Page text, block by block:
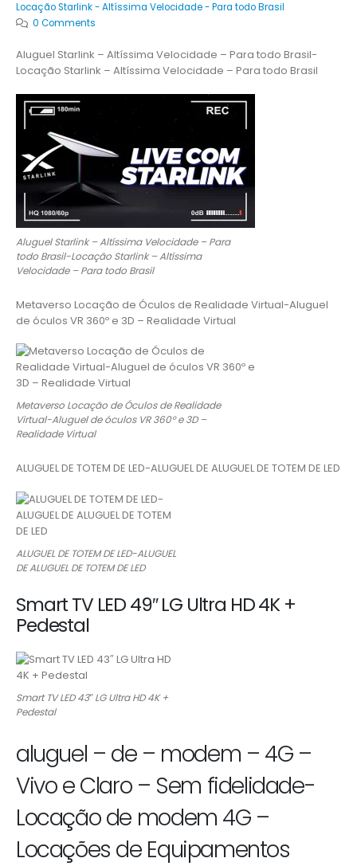
Locação Starlink - Altíssima Velocidade - Para todo Brasil
0 Comments
Aluguel Starlink – Altíssima Velocidade – Para todo Brasil-
Locação Starlink – Altíssima Velocidade – Para todo Brasil
Aluguel Starlink – Altíssima Velocidade – Para
todo Brasil-Locação Starlink – Altíssima
Velocidade – Para todo Brasil
Metaverso Locação de Óculos de Realidade Virtual-Aluguel
de óculos VR 360º e 3D – Realidade Virtual
Metaverso Locação de Óculos de Realidade
Virtual-Aluguel de óculos VR 360º e 3D –
Realidade Virtual
ALUGUEL DE TOTEM DE LED-ALUGUEL DE ALUGUEL DE TOTEM DE LED
ALUGUEL DE TOTEM DE LED-ALUGUEL
DE ALUGUEL DE TOTEM DE LED
Smart TV LED 49″ LG Ultra HD 4K +
Pedestal
Smart TV LED 43″ LG Ultra HD 4K +
Pedestal
aluguel – de – modem – 4G –
Vivo e Claro – Sem fidelidade-
Locação de modem 4G –
Locações de Equipamentos